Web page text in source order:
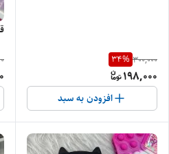
300,000
34%
198,000
افزودن به سبد